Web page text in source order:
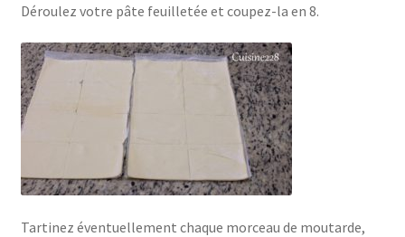
Déroulez votre pâte feuilletée et coupez-la en 8.
Tartinez éventuellement chaque morceau de moutarde,